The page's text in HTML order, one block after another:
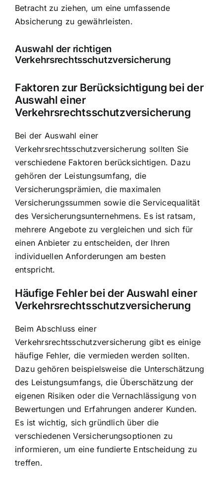
Betracht zu ziehen, um eine umfassende
Absicherung zu gewährleisten.
Auswahl der richtigen
Verkehrsrechtsschutzversicherung
Faktoren zur Berücksichtigung bei der
Auswahl einer
Verkehrsrechtsschutzversicherung
Bei der Auswahl einer
Verkehrsrechtsschutzversicherung sollten Sie
verschiedene Faktoren berücksichtigen. Dazu
gehören der Leistungsumfang, die
Versicherungsprämien, die maximalen
Versicherungssummen sowie die Servicequalität
des Versicherungsunternehmens. Es ist ratsam,
mehrere Angebote zu vergleichen und sich für
einen Anbieter zu entscheiden, der Ihren
individuellen Anforderungen am besten
entspricht.
Häufige Fehler bei der Auswahl einer
Verkehrsrechtsschutzversicherung
Beim Abschluss einer
Verkehrsrechtsschutzversicherung gibt es einige
häufige Fehler, die vermieden werden sollten.
Dazu gehören beispielsweise die Unterschätzung
des Leistungsumfangs, die Überschätzung der
eigenen Risiken oder die Vernachlässigung von
Bewertungen und Erfahrungen anderer Kunden.
Es ist wichtig, sich gründlich über die
verschiedenen Versicherungsoptionen zu
informieren, um eine fundierte Entscheidung zu
treffen.